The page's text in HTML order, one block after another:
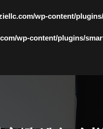
wp-content/
wp-content/plugins/